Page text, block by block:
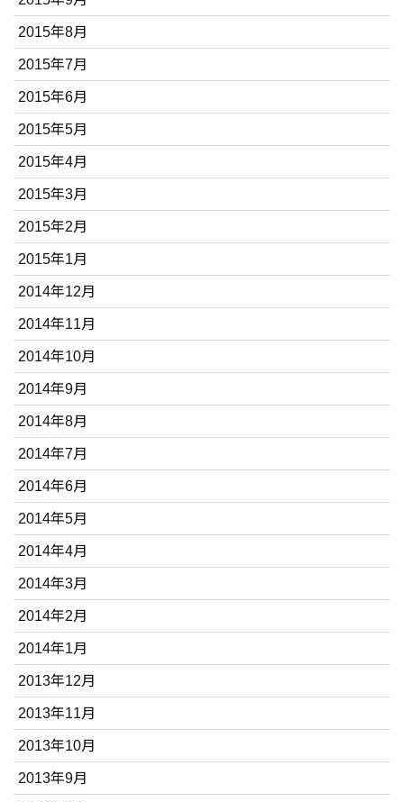
2015年8月
2015年7月
2015年6月
2015年5月
2015年4月
2015年3月
2015年2月
2015年1月
2014年12月
2014年11月
2014年10月
2014年9月
2014年8月
2014年7月
2014年6月
2014年5月
2014年4月
2014年3月
2014年2月
2014年1月
2013年12月
2013年11月
2013年10月
2013年9月